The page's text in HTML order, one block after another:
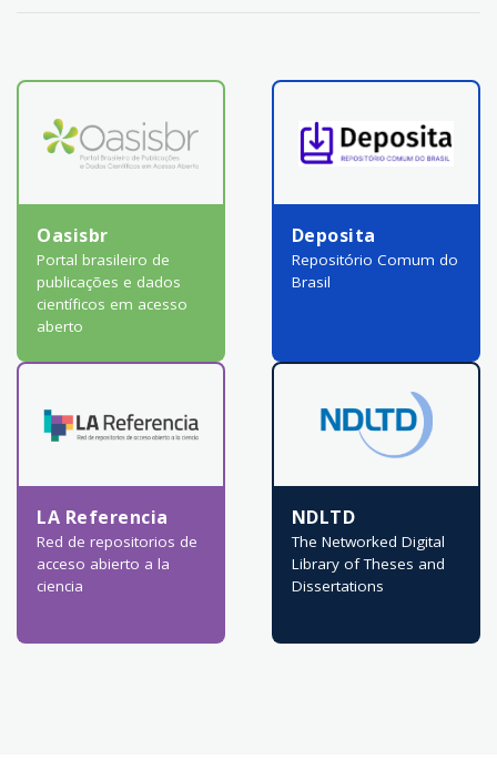
Oasisbr
Portal brasileiro de
publicações e dados
científicos em acesso
aberto
Deposita
Repositório Comum do
Brasil
LA Referencia
Red de repositorios de
acceso abierto a la
ciencia
NDLTD
The Networked Digital
Library of Theses and
Dissertations